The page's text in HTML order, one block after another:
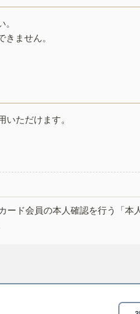
ません。
いただけます。
ド会員の本人確認を行う「